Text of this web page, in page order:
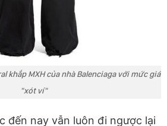
khắp MXH của nhà Balenciaga với mức giá
"xót ví"
đến nay vẫn luôn đi ngược lại